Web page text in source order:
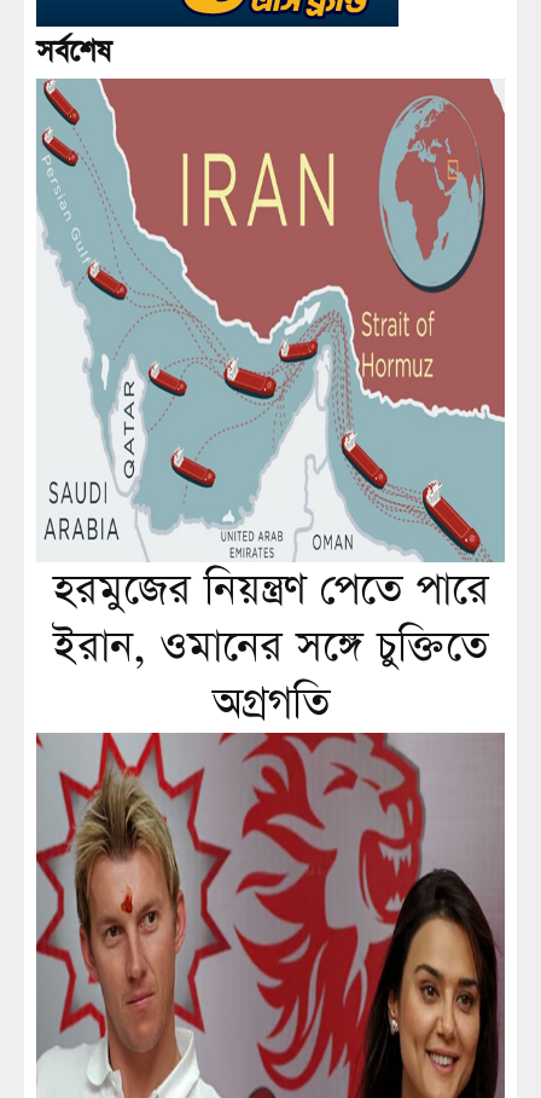
সর্বশেষ
হরমুজের নিয়ন্ত্রণ পেতে পারে
ইরান, ওমানের সঙ্গে চুক্তিতে
অগ্রগতি